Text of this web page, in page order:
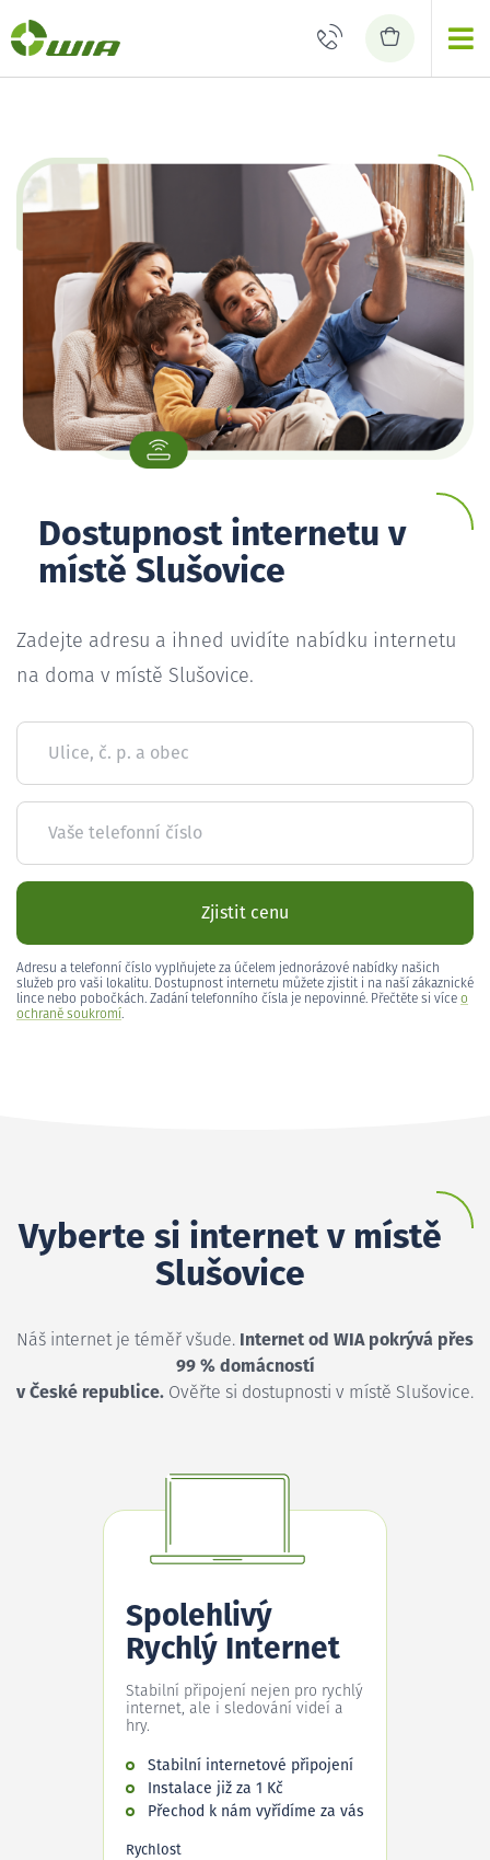
Dostupnost internetu v
místě Slušovice
Zadejte adresu a ihned uvidíte nabídku internetu
na doma v místě Slušovice.
Ulice, č. p. a obec
Vaše telefonní číslo
Zjistit cenu
Adresu a telefonní číslo vyplňujete za účelem jednorázové nabídky našich
služeb pro vaši lokalitu. Dostupnost internetu můžete zjistit i na naší zákaznické
lince nebo pobočkách. Zadání telefonního čísla je nepovinné. Přečtěte si více o
ochraně soukromí.
Vyberte si internet v místě
Slušovice
Náš internet je téměř všude. Internet od WIA pokrývá přes
99 % domácností
v České republice. Ověřte si dostupnosti v místě Slušovice.
Spolehlivý
Rychlý Internet
Stabilní připojení nejen pro rychlý
internet, ale i sledování videí a
hry.
Stabilní internetové připojení
Instalace již za 1 Kč
Přechod k nám vyřídíme za vás
Rychlost